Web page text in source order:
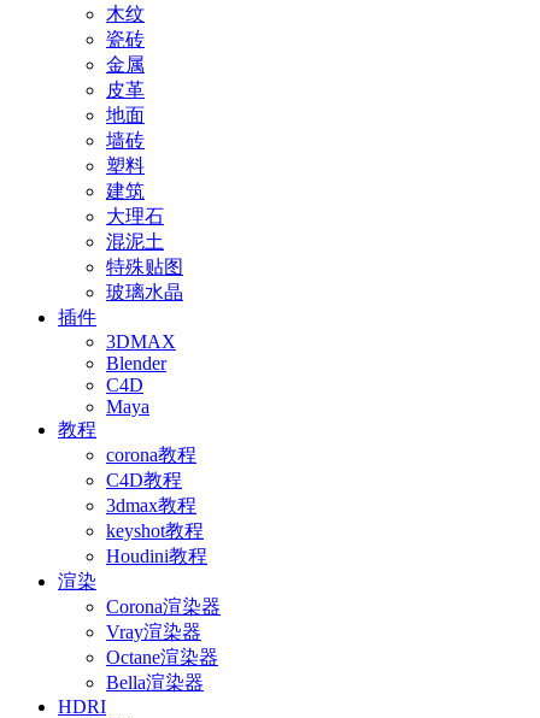
木纹
瓷砖
金属
皮革
地面
墙砖
塑料
建筑
大理石
混泥土
特殊贴图
玻璃水晶
插件
3DMAX
Blender
C4D
Maya
教程
corona教程
C4D教程
3dmax教程
keyshot教程
Houdini教程
渲染
Corona渲染器
Vray渲染器
Octane渲染器
Bella渲染器
HDRI